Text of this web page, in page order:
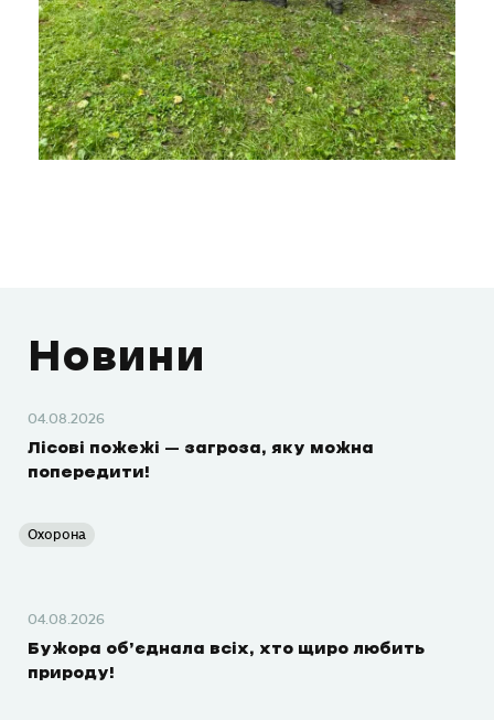
Новини
04.08.2026
Лісові пожежі – загроза, яку можна
попередити!
Охорона
04.08.2026
Бужора об’єднала всіх, хто щиро любить
природу!